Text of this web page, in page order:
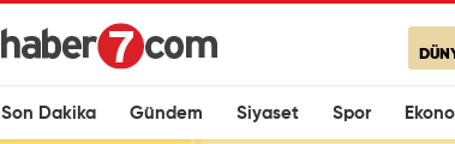
Son Dakika Gündem Siyaset Spor